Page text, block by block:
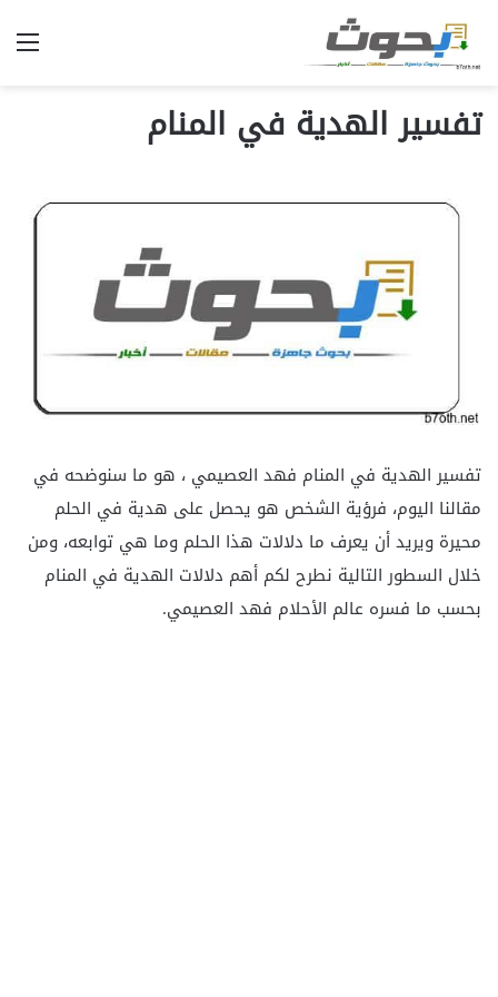
تفسير الهدية في المنام
تفسير الهدية في المنام فهد العصيمي ، هو ما سنوضحه في
مقالنا اليوم، فرؤية الشخص هو يحصل على هدية في الحلم
محيرة ويريد أن يعرف ما دلالات هذا الحلم وما هي توابعه، ومن
خلال السطور التالية نطرح لكم أهم دلالات الهدية في المنام
بحسب ما فسره عالم الأحلام فهد العصيمي.